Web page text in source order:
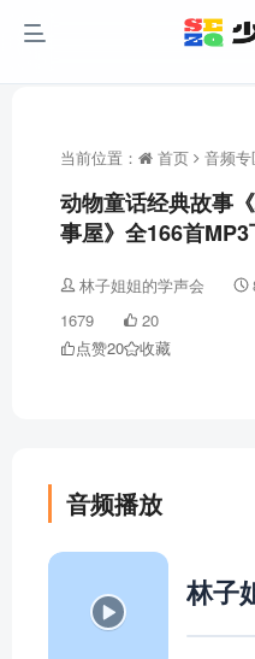
当前位置： 首页 音频专
动物童话经典故事
事屋》全166首
林子姐姐的学声会
1679
20
点赞20 收藏
音频播放